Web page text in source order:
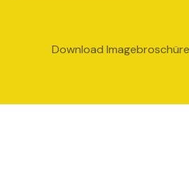
Download Imagebroschüre